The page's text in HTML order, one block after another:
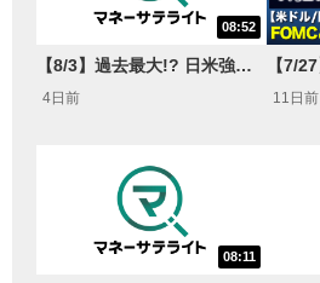
08:52
【8/3】過去最大!? 日米強調為替介入 155円が当面の焦点か＜FX MARKET VIEW＞
4日前 11日前
08:11